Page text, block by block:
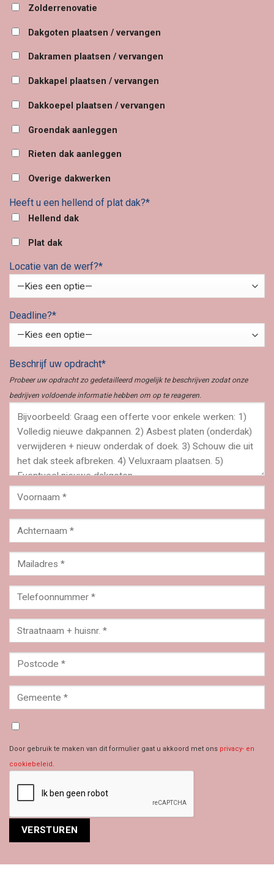
Zolderrenovatie
Dakgoten plaatsen / vervangen
Dakramen plaatsen / vervangen
Dakkapel plaatsen / vervangen
Dakkoepel plaatsen / vervangen
Groendak aanleggen
Rieten dak aanleggen
Overige dakwerken
Heeft u een hellend of plat dak?*
Hellend dak
Plat dak
Locatie van de werf?*
Deadline?*
Beschrijf uw opdracht*
Probeer uw opdracht zo gedetailleerd mogelijk te beschrijven zodat onze
bedrijven voldoende informatie hebben om op te reageren.
Door gebruik te maken van dit formulier gaat u akkoord met ons privacy- en
cookiebeleid